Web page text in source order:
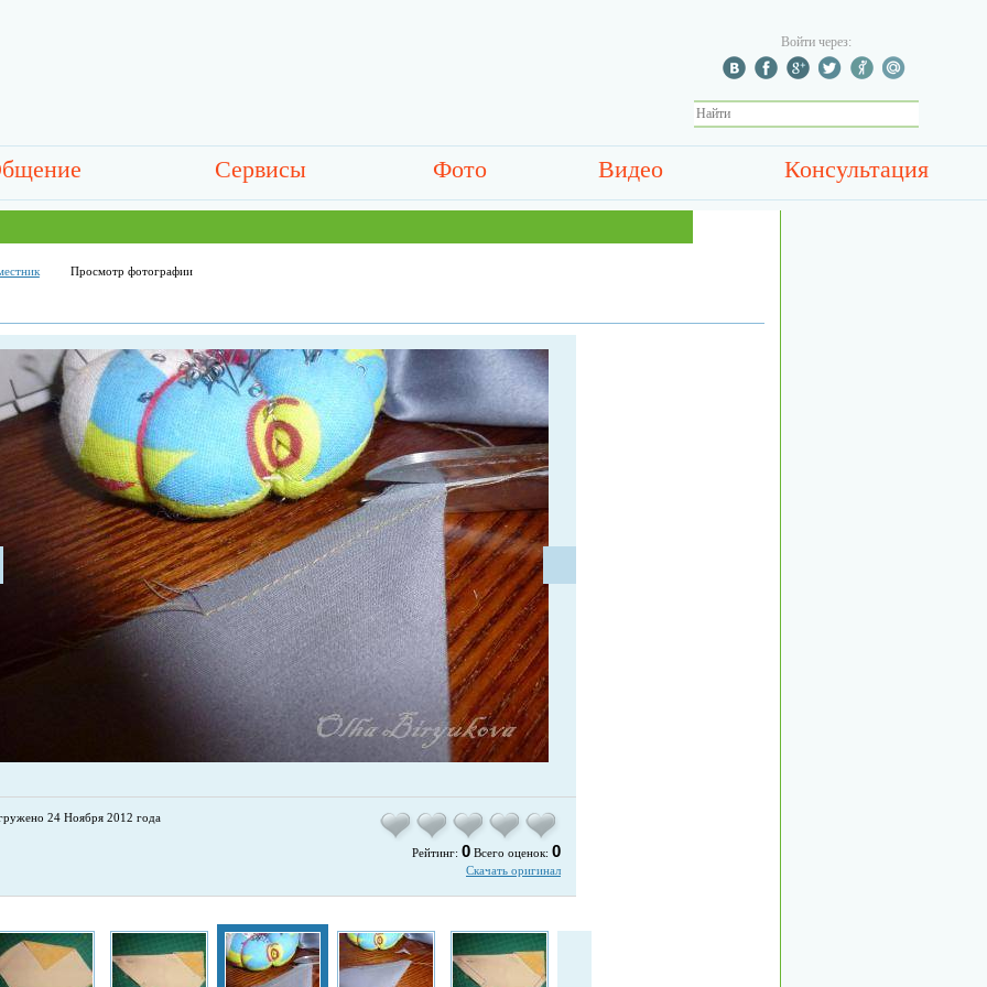
Войти через:
Сервисы Фото Видео Консультация
Просмотр фотографии
24 Ноября 2012 года
Рейтинг: 0 Всего оценок: 0
Скачать оригинал